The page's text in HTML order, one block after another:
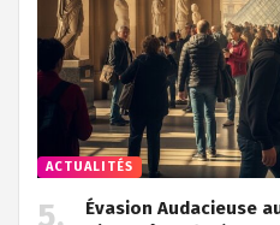
ACTUALITÉS
Évasion Audacieuse